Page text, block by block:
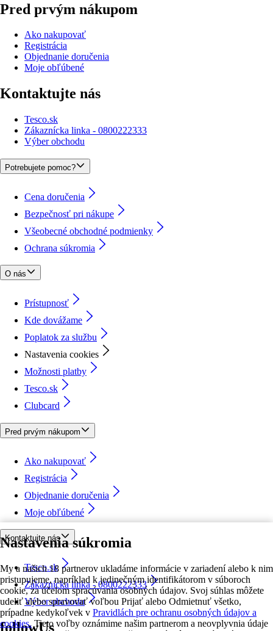
Nastavenia súkromia
My a našich 18 partnerov ukladáme informácie v zariadení alebo k nim
pristupujeme, napríklad k jedinečným identifikátorom v súboroch
cookie, za účelom spracúvania osobných údajov. Svoj súhlas môžete
udeliť alebo spravovať voľbou Prijať alebo Odmietnuť všetko,
prípadne kedykoľvek v Pravidlách pre ochranu osobných údajov a
cookies. Tieto voľby oznámime našim partnerom a neovplyvnia údaje
Pred prvým nákupom
Ako nakupovať
Registrácia
Objednanie doručenia
Moje obľúbené
Kontaktujte nás
Tesco.sk
Zákaznícka linka - 0800222333
Výber obchodu
Potrebujete pomoc?
Cena doručenia
Bezpečnosť pri nákupe
Všeobecné obchodné podmienky
Ochrana súkromia
O nás
Prístupnosť
Kde dovážame
Poplatok za službu
Nastavenia cookies
Možnosti platby
Tesco.sk
Clubcard
Pred prvým nákupom
Ako nakupovať
Registrácia
Objednanie doručenia
Moje obľúbené
Kontaktujte nás
Tesco.sk
Zákaznícka linka - 0800222333
Výber obchodu
followUs